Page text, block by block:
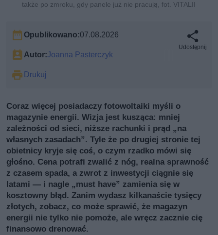
także po zmroku, gdy panele już nie pracują, fot. VITALII
Opublikowano:07.08.2026
Autor:Joanna Pasterczyk
Drukuj
Udostępnij
Coraz więcej posiadaczy fotowoltaiki myśli o
magazynie energii. Wizja jest kusząca: mniej
zależności od sieci, niższe rachunki i prąd „na
własnych zasadach”. Tyle że po drugiej stronie tej
obietnicy kryje się coś, o czym rzadko mówi się
głośno. Cena potrafi zwalić z nóg, realna sprawność
z czasem spada, a zwrot z inwestycji ciągnie się
latami — i nagle „must have” zamienia się w
kosztowny błąd. Zanim wydasz kilkanaście tysięcy
złotych, zobacz, co może sprawić, że magazyn
energii nie tylko nie pomoże, ale wręcz zacznie cię
finansowo drenować.